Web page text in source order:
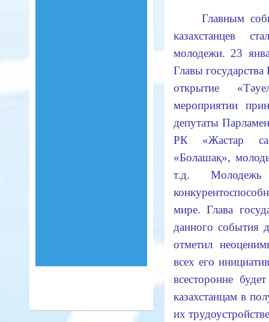
Главным
казахстанцев
молодежи. 23
Главы
открытие
мероприятии
депутаты
РК «Жастар
«Болашақ»,
т.д.
мире. Глава
данного события
отметил
всех его
всесторонне
казахстанцам в
их